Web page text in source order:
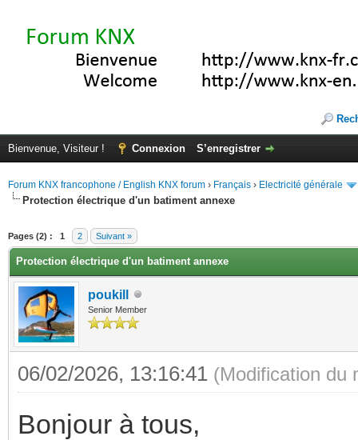
Bienvenue, Visiteur ! Connexion S’enregistrer
Forum KNX francophone / English KNX forum › Français › Electricité générale
Protection électrique d'un batiment annexe
Pages (2) : 1 2 Suivant »
Protection électrique d'un batiment annexe
poukill
Senior Member
06/02/2026, 13:16:41 (Modification du
Bonjour à tous,